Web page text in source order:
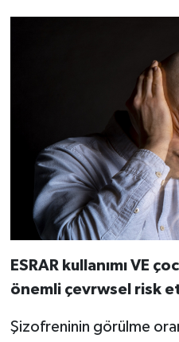
ESRAR kullanımı VE
önemli çevrwsel risk
Şizofreninin görülme